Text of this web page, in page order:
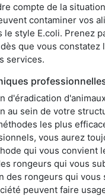
compte de la
contaminer vos
le style E.coli. Prenez
que vous constatez
services.
d'éradication
au sein de votre
les plus
vous aurez
qui vous convient
rongeurs qui vous
des rongeurs qui vous
peuvent faire